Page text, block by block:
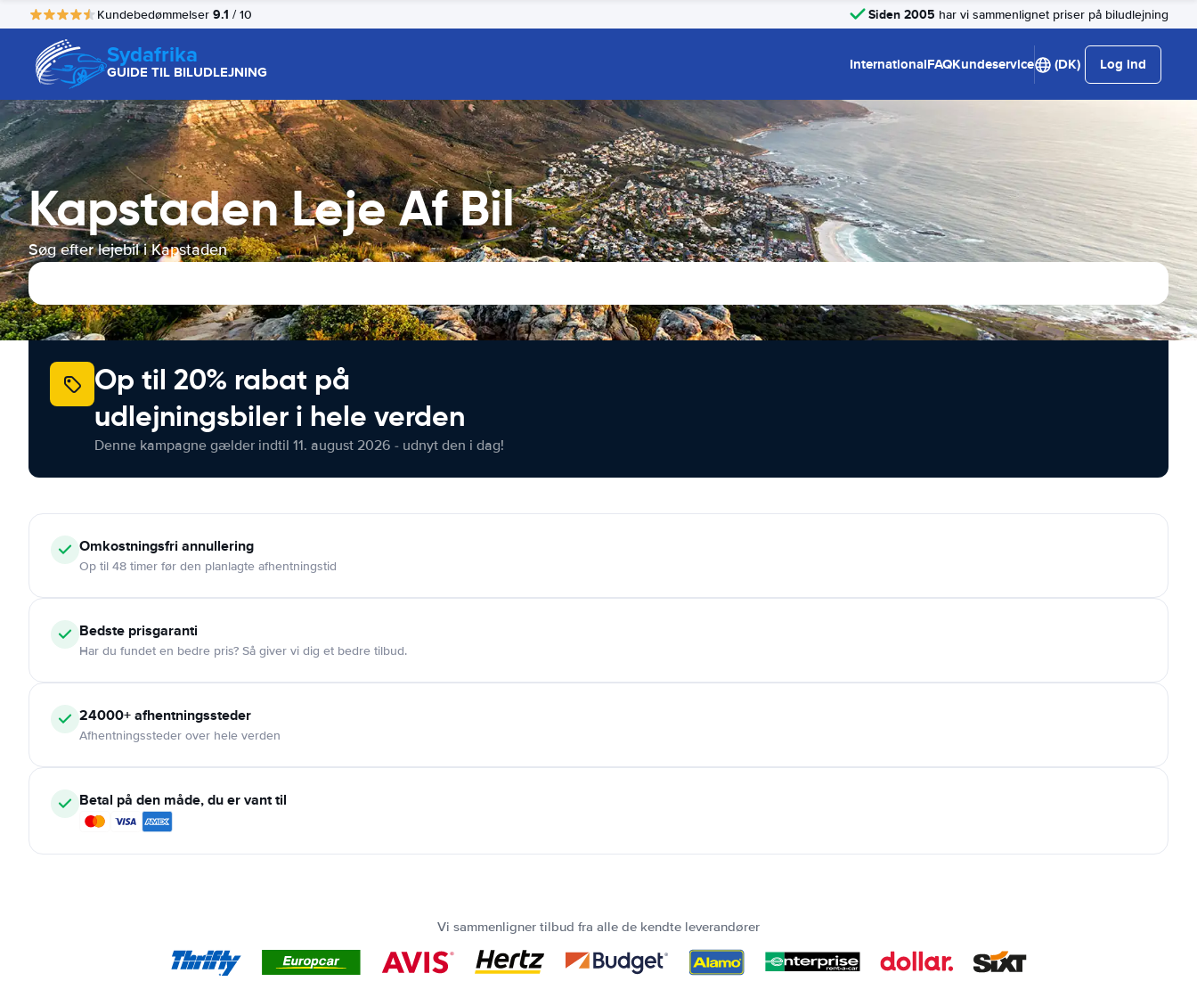
Kundebedømmelser 9.1 / 10 Siden 2005 har vi sammenlignet priser på biludlejning
Sydafrika
GUIDE TIL BILUDLEJNING InternationalFAQKundeservice (DK) Log ind
Kapstaden Leje Af Bil
Søg efter lejebil i Kapstaden
Op til 20% rabat på
udlejningsbiler i hele verden
Denne kampagne gælder indtil 11. august 2026 - udnyt den i dag!
Omkostningsfri annullering
Op til 48 timer før den planlagte afhentningstid
Bedste prisgaranti
Har du fundet en bedre pris? Så giver vi dig et bedre tilbud.
24000+afhentningssteder
Afhentningssteder over hele verden
Betal på den måde, du er vant til
Vi sammenligner tilbud fra alle de kendte leverandører